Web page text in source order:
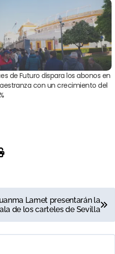
de Futuro dispara los abonos en
con un crecimiento del
Lamet presentarán la
de los carteles de Sevilla